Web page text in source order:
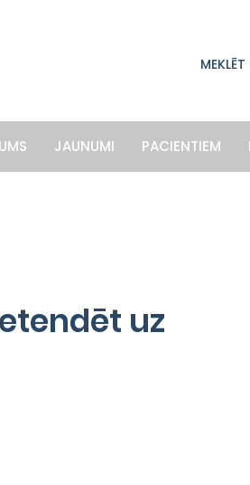
JAUNUMI PACIENTIEM
uz